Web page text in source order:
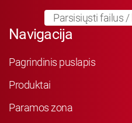
Parsisiųsti failus /
Navigacija
Pagrindinis puslapis
Produktai
Paramos zona